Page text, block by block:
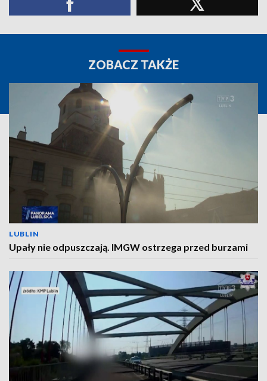
ZOBACZ TAKŻE
LUBLIN
Upały nie odpuszczają. IMGW ostrzega przed burzami